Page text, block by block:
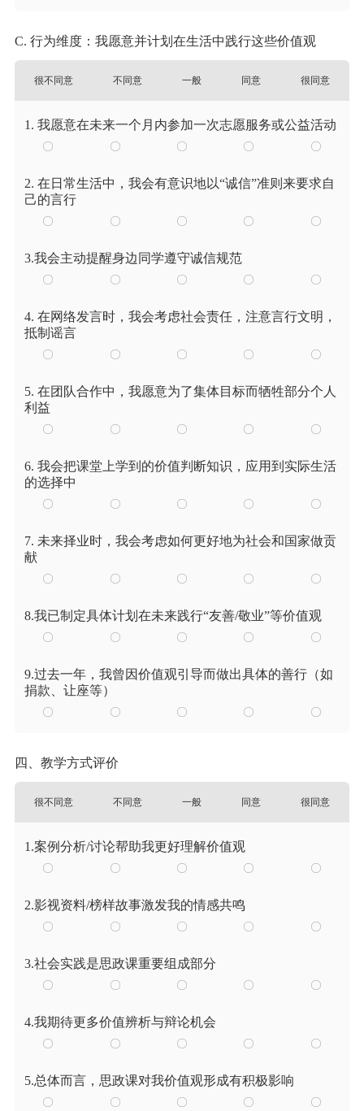
C. 行为维度：我愿意并计划在生活中践行这些价值观
很不同意 不同意 一般 同意 很同意
1. 我愿意在未来一个月内参加一次志愿服务或公益活动
2. 在日常生活中，我会有意识地以“诚信”准则来要求自
己的言行
3.我会主动提醒身边同学遵守诚信规范
4. 在网络发言时，我会考虑社会责任，注意言行文明，
抵制谣言
5. 在团队合作中，我愿意为了集体目标而牺牲部分个人
利益
6. 我会把课堂上学到的价值判断知识，应用到实际生活
的选择中
7. 未来择业时，我会考虑如何更好地为社会和国家做贡
献
8.我已制定具体计划在未来践行“友善/敬业”等价值观
9.过去一年，我曾因价值观引导而做出具体的善行（如
捐款、让座等）
四、教学方式评价
很不同意 不同意 一般 同意 很同意
1.案例分析/讨论帮助我更好理解价值观
2.影视资料/榜样故事激发我的情感共鸣
3.社会实践是思政课重要组成部分
4.我期待更多价值辨析与辩论机会
5.总体而言，思政课对我价值观形成有积极影响